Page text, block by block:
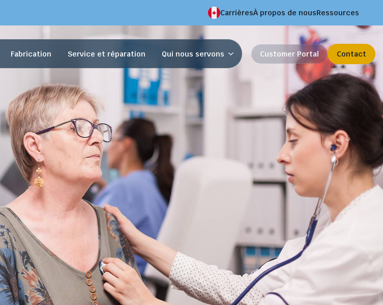
CarrièresÀ propos de nousRessources
Fabrication Service et réparation Qui nous servons Customer Portal Contact